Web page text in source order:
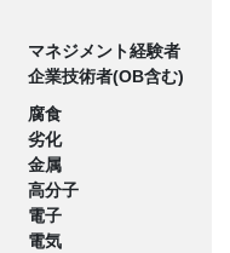
マネジメント経験者
企業技術者(OB含む)
腐食
劣化
金属
高分子
電子
電気